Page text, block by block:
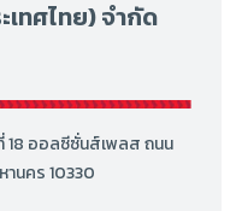
ทศไทย) จำกัด
18 ออลซีซั่นส์เพลส ถนน
นคร 10330